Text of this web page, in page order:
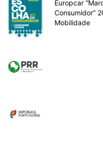
Europcar
Consumidor”
Mobilidade